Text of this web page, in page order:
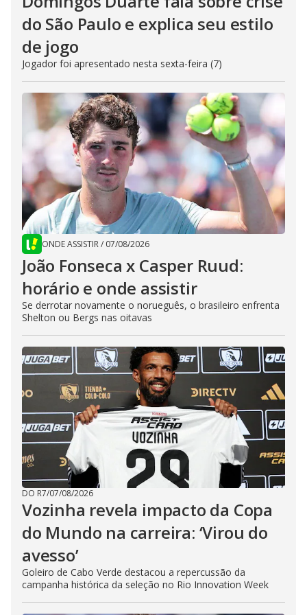
do São Paulo e explica seu estilo
de jogo
Jogador foi apresentado nesta sexta-feira (7)
ONDE ASSISTIR/ 07/08/2026
João Fonseca x Casper Ruud:
horário e onde assistir
Se derrotar novamente o norueguês, o brasileiro enfrenta
Shelton ou Bergs nas oitavas
DO R7/07/08/2026
Vozinha revela impacto da Copa
do Mundo na carreira: ‘Virou do
avesso’
Goleiro de Cabo Verde destacou a repercussão da
campanha histórica da seleção no Rio Innovation Week